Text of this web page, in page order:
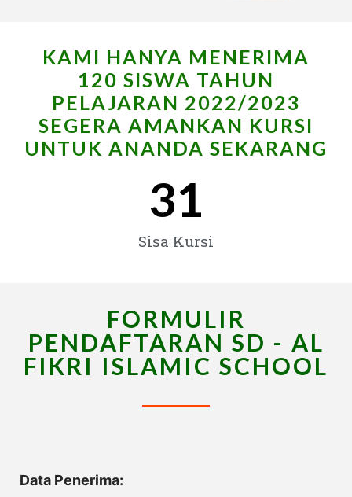
KAMI HANYA MENERIMA
120 SISWA TAHUN
PELAJARAN 2022/2023
SEGERA AMANKAN KURSI
UNTUK ANANDA SEKARANG
Sisa Kursi
31
FORMULIR
PENDAFTARAN SD - AL
FIKRI ISLAMIC SCHOOL
Data Penerima: